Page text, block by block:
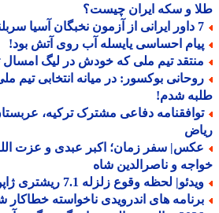
و سکه ایران چیست؟
احساسی یایسله آب روی آتش بود!
تیم ملی که خودش در لیگ امسال تیم
بوکسور: در میانه انتخابی تیم ملی
شدم!
دفاعی مشترک ترکیه، عربستان و
سفر زمان؛ اکبر عبدی و عزت الله
و ناصرالدین شاه
لحظه وقوع زلزله 7.1 ریشتری ژاپن در اتاق عمل جراحی
های اندرویدی ناخواسته خطاکار